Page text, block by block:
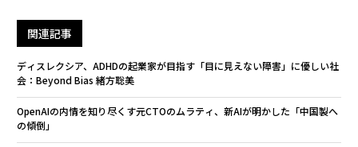
関連記事
ディスレクシア、ADHDの起業家が目指す「目に見えない障害」に優しい社
会：Beyond Bias 緒方聡美
OpenAIの内情を知り尽くす元CTOのムラティ、新AIが明かした「中国製へ
の傾倒」